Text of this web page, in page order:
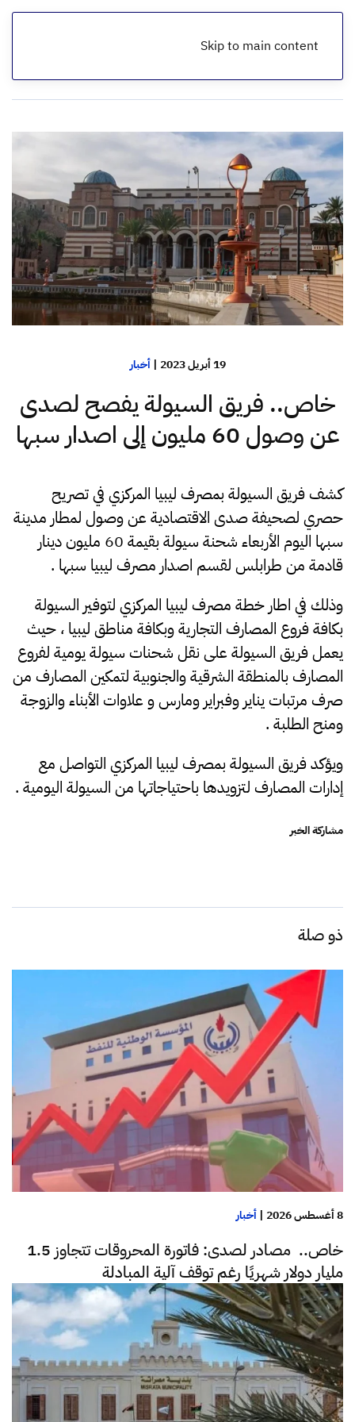
Skip to main content
الرئيسية
19 أبريل 2023 |أخبار
خاص.. فريق السيولة يفصح لصدى
عن وصول 60 مليون إلى اصدار سبها
كشف فريق السيولة بمصرف ليبيا المركزي في تصريح
حصري لصحيفة صدى الاقتصادية عن وصول لمطار مدينة
سبها اليوم الأربعاء شحنة سيولة بقيمة 60 مليون دينار
قادمة من طرابلس لقسم اصدار مصرف ليبيا سبها .
وذلك في اطار خطة مصرف ليبيا المركزي لتوفير السيولة
بكافة فروع المصارف التجارية وبكافة مناطق ليبيا ، حيث
يعمل فريق السيولة على نقل شحنات سيولة يومية لفروع
المصارف بالمنطقة الشرقية والجنوبية لتمكين المصارف من
صرف مرتبات يناير وفبراير ومارس و علاوات الأبناء والزوجة
ومنح الطلبة .
ويؤكد فريق السيولة بمصرف ليبيا المركزي التواصل مع
إدارات المصارف لتزويدها باحتياجاتها من السيولة اليومية .
مشاركة الخبر
ذو صلة
8 أغسطس 2026 | أخبار
خاص.. مصادر لصدى: فاتورة المحروقات تتجاوز 1.5
مليار دولار شهريًا رغم توقف آلية المبادلة